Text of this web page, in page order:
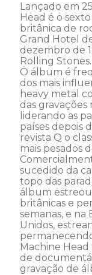
Lançado em
Head é o
britânica de
Grand Hotel
dezembro de
Rolling Stones.
O álbum é
dos mais
heavy metal
das gravações
liderando as
países depois
revista Q o
mais pesados
sucedido da
topo das
álbum estreou
britânicas e
semanas, e na
Unidos,
Machine
de
gravação de